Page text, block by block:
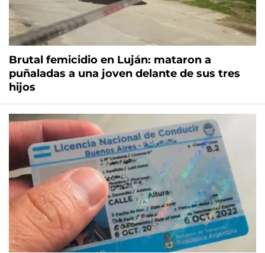
Brutal femicidio en Luján: mataron a
puñaladas a una joven delante de sus tres
hijos